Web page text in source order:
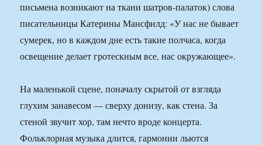
письмена возникают на ткани шатров-палаток) слова
писательницы Катерины Мансфилд: «У нас не бывает
сумерек, но в каждом дне есть такие полчаса, когда
освещение делает гротескным все, нас окружающее».
На маленькой сцене, поначалу скрытой от взгляда
глухим занавесом — сверху донизу, как стена. За
стеной звучит хор, там нечто вроде концерта.
Фольклорная музыка длится, гармонии льются